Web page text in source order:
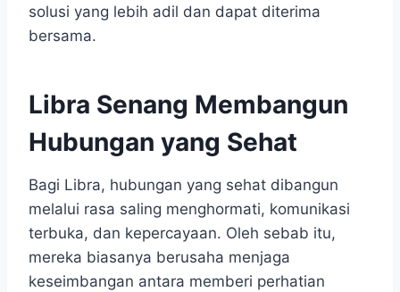
solusi yang lebih adil dan dapat diterima
bersama.
Libra Senang Membangun
Hubungan yang Sehat
Bagi Libra, hubungan yang sehat dibangun
melalui rasa saling menghormati, komunikasi
terbuka, dan kepercayaan. Oleh sebab itu,
mereka biasanya berusaha menjaga
keseimbangan antara memberi perhatian